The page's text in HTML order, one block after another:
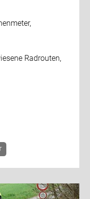
Radrouten,